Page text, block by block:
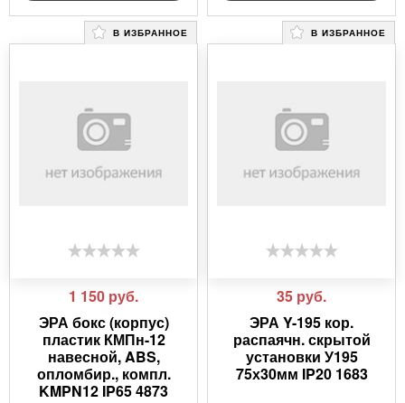
В ИЗБРАННОЕ
1 150 руб.
ЭРА бокс (корпус)
пластик КМПн-12
навесной, ABS,
опломбир., компл.
KMPN12 IP65 4873
В ИЗБРАННОЕ
35 руб.
ЭРА Y-195 кор.
распаячн. скрытой
установки У195
75х30мм IP20 1683